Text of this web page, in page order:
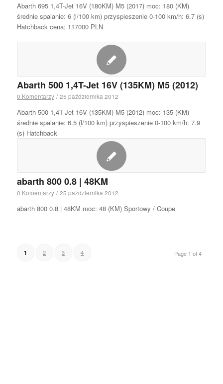
Abarth 695 1,4T-Jet 16V (180KM) M5 (2017) moc: 180 (KM)
średnie spalanie: 6 (l/100 km) przyspieszenie 0-100 km/h: 6.7 (s)
Hatchback cena: 117000 PLN
Abarth 500 1,4T-Jet 16V (135KM) M5 (2012)
0 Komentarzy / 25 października 2012
Abarth 500 1,4T-Jet 16V (135KM) M5 (2012) moc: 135 (KM)
średnie spalanie: 6.5 (l/100 km) przyspieszenie 0-100 km/h: 7.9
(s) Hatchback
abarth 800 0.8 | 48KM
0 Komentarzy / 25 października 2012
abarth 800 0.8 | 48KM moc: 48 (KM) Sportowy / Coupe
Page 1 of 4
1 2 3 4